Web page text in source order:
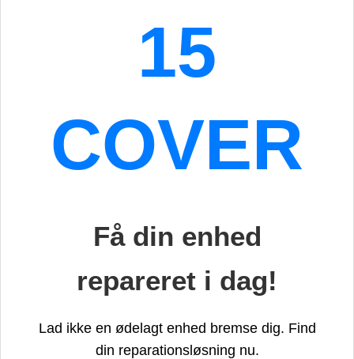
15
COVER
Få din enhed
repareret i dag!
Lad ikke en ødelagt enhed bremse dig. Find
din reparationsløsning nu.